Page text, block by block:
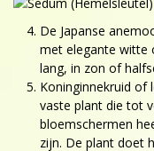
De Japanse
met elegante witte
lang, in zon of
Koninginnekruid of
vaste plant die tot
bloemschermen
zijn. De plant doet